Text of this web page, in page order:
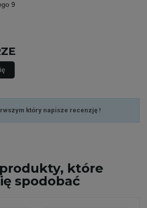
9
który napisze recenzję !
produkty, które
spodobać